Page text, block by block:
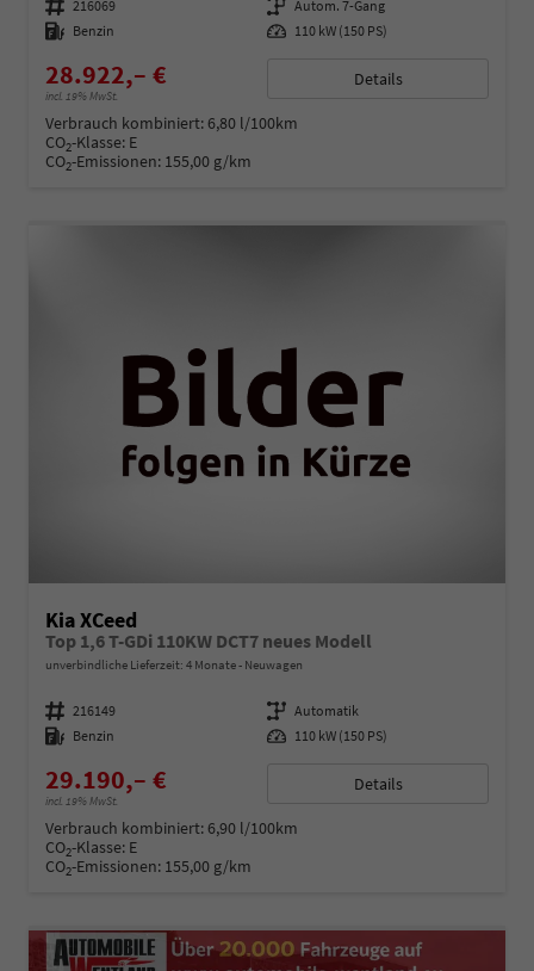
Fahrzeugnummer 216069 Getriebe Autom. 7-Gang
Kraftstoff Benzin Leistung 110 kW (150 PS)
28.922,– €
incl. 19% MwSt.
Details
Verbrauch kombiniert:6,80 l/100km
CO2-Klasse: E
CO2-Emissionen: 155,00 g/km
Kia XCeed
Top 1,6 T-GDi 110KW DCT7 neues Modell
unverbindliche Lieferzeit: 4 Monate Neuwagen
Fahrzeugnummer 216149 Getriebe Automatik
Kraftstoff Benzin Leistung 110 kW (150 PS)
29.190,– €
incl. 19% MwSt.
Details
Verbrauch kombiniert:6,90 l/100km
CO2-Klasse: E
CO2-Emissionen: 155,00 g/km